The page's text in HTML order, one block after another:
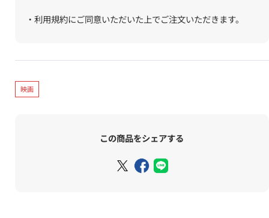
・利用規約にご同意いただいた上でご注文いただきます。
映画
この商品をシェアする